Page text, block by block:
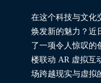
在这个科技与文化
焕发新的魅力？近
了一项令人惊叹
楼联动 AR 虚拟互
场跨越现实与虚拟